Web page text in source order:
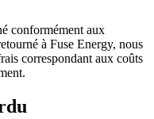
conformément aux
à Fuse Energy, nous
correspondant aux coûts